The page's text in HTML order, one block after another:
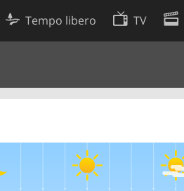
Tempo libero TV
Preferenze cookie